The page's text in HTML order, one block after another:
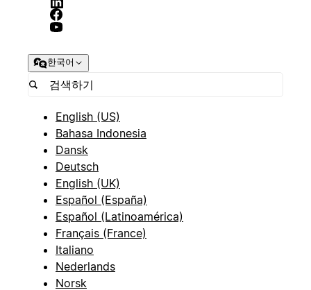
한국어
English (US)
Bahasa Indonesia
Dansk
Deutsch
English (UK)
Español (España)
Español (Latinoamérica)
Français (France)
Italiano
Nederlands
Norsk